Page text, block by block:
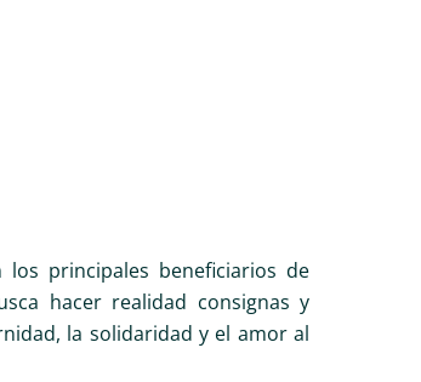
principales beneficiarios de
hacer realidad consignas y
la solidaridad y el amor al